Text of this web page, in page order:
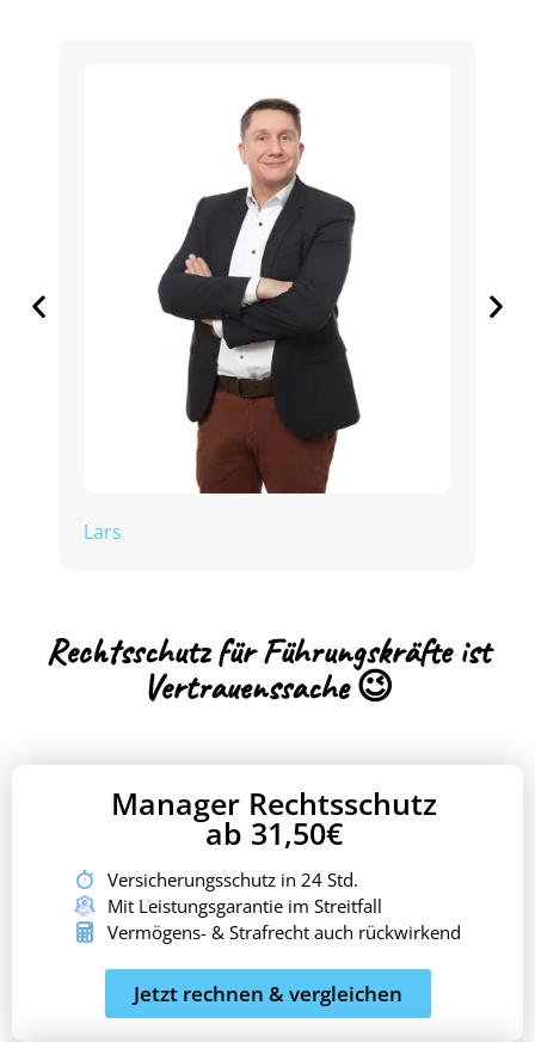
Lars
Rechtsschutz für Führungskräfte ist
Vertrauenssache 😉
Manager Rechtsschutz
ab 31,50€
Versicherungsschutz in 24 Std.
Mit Leistungsgarantie im Streitfall
Vermögens- & Strafrecht auch rückwirkend
Jetzt rechnen & vergleichen